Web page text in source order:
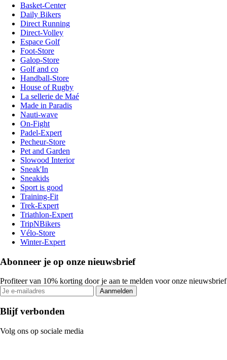
Basket-Center
Daily Bikers
Direct Running
Direct-Volley
Espace Golf
Foot-Store
Galop-Store
Golf and co
Handball-Store
House of Rugby
La sellerie de Maé
Made in Paradis
Nauti-wave
On-Fight
Padel-Expert
Pecheur-Store
Pet and Garden
Slowood Interior
Sneak'In
Sneakids
Sport is good
Training-Fit
Trek-Expert
Triathlon-Expert
TripNBikers
Vélo-Store
Winter-Expert
Abonneer je op onze nieuwsbrief
Profiteer van 10% korting door je aan te melden voor onze nieuwsbrief
Aanmelden
Blijf verbonden
Volg ons op sociale media